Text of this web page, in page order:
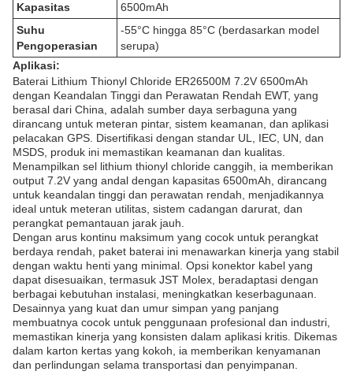
Kapasitas
6500mAh
Suhu
Pengoperasian
-55°C hingga 85°C (berdasarkan model
serupa)
Aplikasi:
Baterai Lithium Thionyl Chloride ER26500M 7.2V 6500mAh
dengan Keandalan Tinggi dan Perawatan Rendah EWT, yang
berasal dari China, adalah sumber daya serbaguna yang
dirancang untuk meteran pintar, sistem keamanan, dan aplikasi
pelacakan GPS. Disertifikasi dengan standar UL, IEC, UN, dan
MSDS, produk ini memastikan keamanan dan kualitas.
Menampilkan sel lithium thionyl chloride canggih, ia memberikan
output 7.2V yang andal dengan kapasitas 6500mAh, dirancang
untuk keandalan tinggi dan perawatan rendah, menjadikannya
ideal untuk meteran utilitas, sistem cadangan darurat, dan
perangkat pemantauan jarak jauh.
Dengan arus kontinu maksimum yang cocok untuk perangkat
berdaya rendah, paket baterai ini menawarkan kinerja yang stabil
dengan waktu henti yang minimal. Opsi konektor kabel yang
dapat disesuaikan, termasuk JST Molex, beradaptasi dengan
berbagai kebutuhan instalasi, meningkatkan keserbagunaan.
Desainnya yang kuat dan umur simpan yang panjang
membuatnya cocok untuk penggunaan profesional dan industri,
memastikan kinerja yang konsisten dalam aplikasi kritis. Dikemas
dalam karton kertas yang kokoh, ia memberikan kenyamanan
dan perlindungan selama transportasi dan penyimpanan.